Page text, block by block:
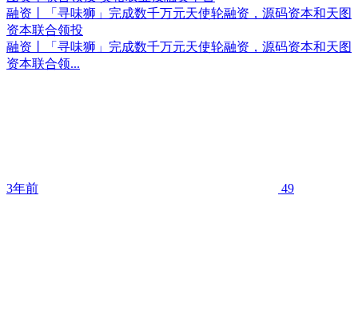
融资丨「寻味狮」完成数千万元天使轮融资，源码资本和天图
资本联合领投
融资丨「寻味狮」完成数千万元天使轮融资，源码资本和天图
资本联合领...
3年前 49